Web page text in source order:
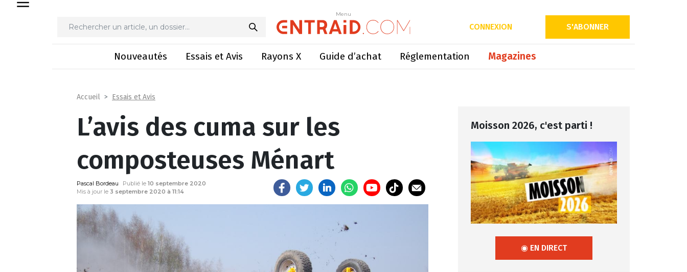
Menu
CONNEXION S'ABONNER
Nouveautés Essais et Avis Rayons X Guide d’achat Réglementation Magazines
Menu
L’avis des cuma sur les composteuses Ménart
Accueil Essais et Avis
L’avis des cuma sur les
composteuses Ménart
Pascal Bordeau Publié le 10 septembre 2020
Mis à jour le 3 septembre 2020 à 11:14
Moisson 2026, c'est parti !
◉ EN DIRECT